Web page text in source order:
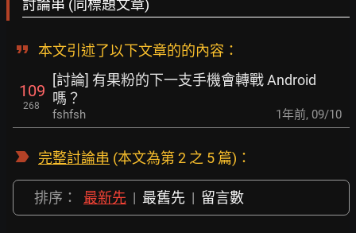
討論串 (同標題文章)
本文引述了以下文章的的內容：
109
268
[討論] 有果粉的下一支手機會轉戰 Android
嗎？
fshfsh 1年前, 09/10
完整討論串 (本文為第 2 之 5 篇)：
排序： 最新先 | 最舊先 | 留言數